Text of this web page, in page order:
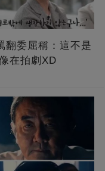
翻委屈稱：這不是
在拍劇XD